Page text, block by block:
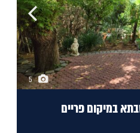
5
במיקום פריים